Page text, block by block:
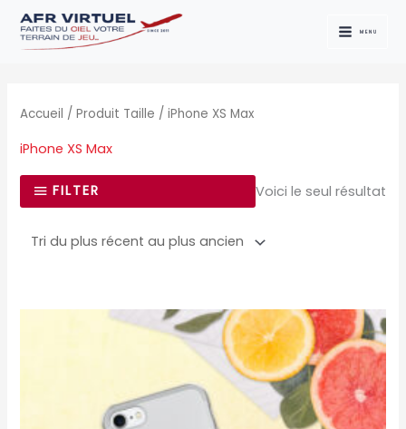
Aller
MENU
Accueil / Produit Taille / iPhone XS Max
iPhone XS Max
FILTER Voici le seul résultat
Ce
produit
a
plusieurs
variations.